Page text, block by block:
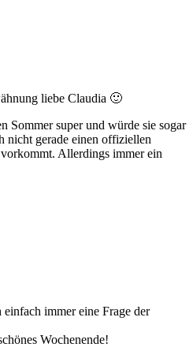
liebe Claudia 🙂
Sommer super und würde sie sogar
nicht gerade einen offiziellen
Allerdings immer ein
einfach immer eine Frage der
Wochenende!